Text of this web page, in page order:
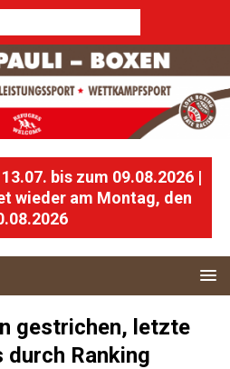
bis zum 09.08.2026 |
wieder am Montag, den
gestrichen, letzte
Ranking